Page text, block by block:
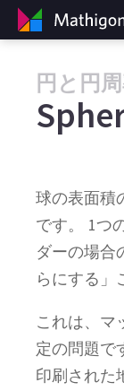
円と円
球の表面積
です。 1つ
ダーの場合
らにする」
これは、マ
定の問題で
印刷された